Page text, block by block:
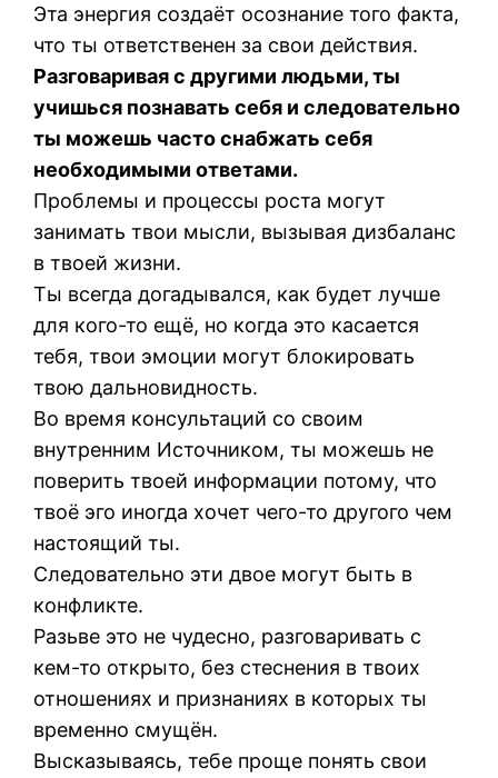
Эта энергия создаёт осознание того факта,
что ты ответственен за свои действия.
Разговаривая с другими людьми, ты
учишься познавать себя и следовательно
ты можешь часто снабжать себя
необходимыми ответами.
Проблемы и процессы роста могут
занимать твои мысли, вызывая дизбаланс
в твоей жизни.
Ты всегда догадывался, как будет лучше
для кого-то ещё, но когда это касается
тебя, твои эмоции могут блокировать
твою дальновидность.
Во время консультаций со своим
внутренним Источником, ты можешь не
поверить твоей информации потому, что
твоё эго иногда хочет чего-то другого чем
настоящий ты.
Следовательно эти двое могут быть в
конфликте.
Разьве это не чудесно, разговаривать с
кем-то открыто, без стеснения в твоих
отношениях и признаниях в которых ты
временно смущён.
Высказываясь, тебе проще понять свои